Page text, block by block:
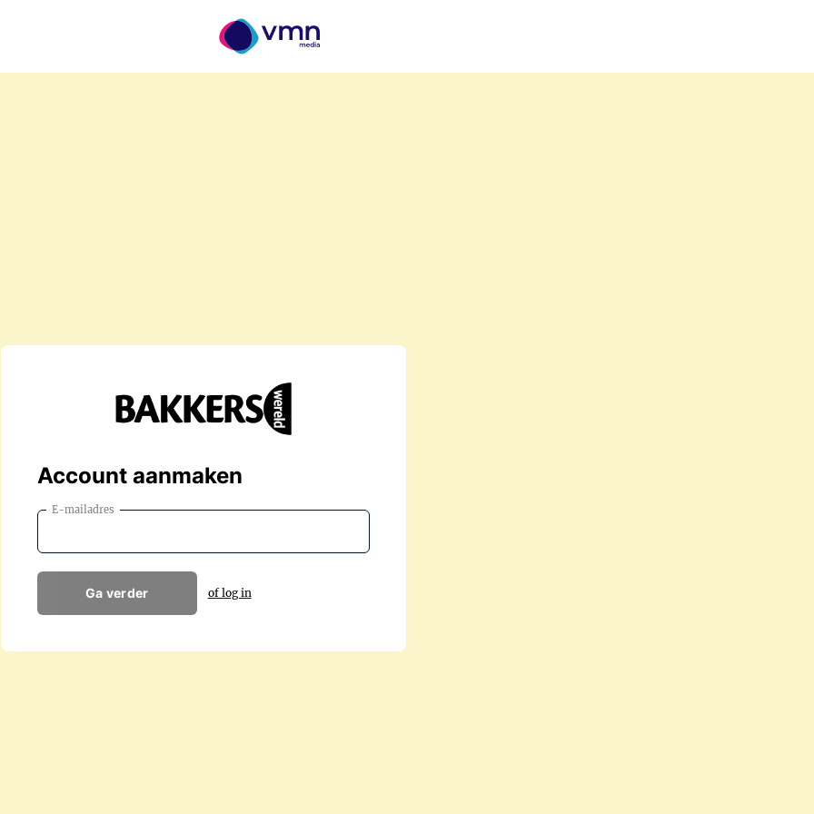
Account aanmaken
E-mailadres
Ga verder of log in